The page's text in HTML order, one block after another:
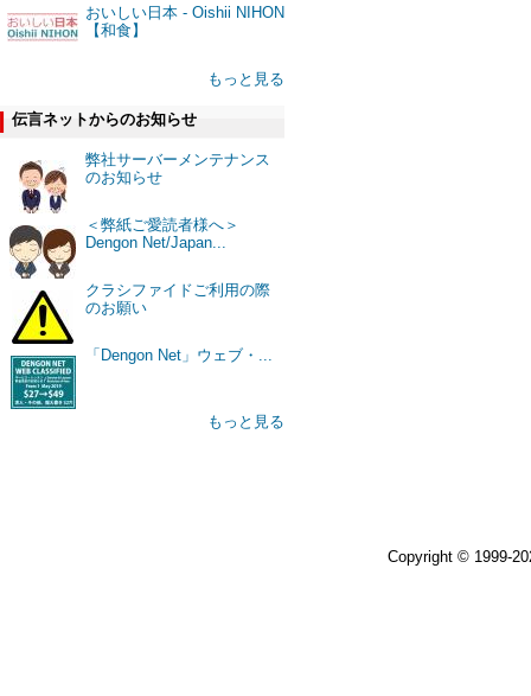
おいしい日本 - Oishii NIHON
【和食】
もっと見る
伝言ネットからのお知らせ
弊社サーバーメンテナンス
のお知らせ
＜弊紙ご愛読者様へ＞
Dengon Net/Japan...
クラシファイドご利用の際
のお願い
「Dengon Net」ウェブ・...
もっと見る
Copyright © 1999-